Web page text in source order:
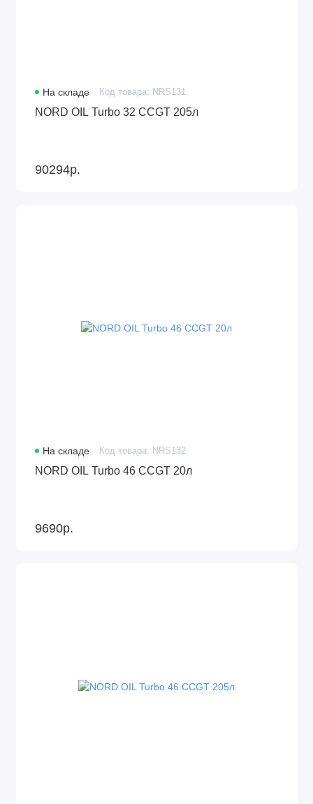
На складе Код товара: NRS131
NORD OIL Turbo 32 CCGT 205л
90294р.
На складе Код товара: NRS132
NORD OIL Turbo 46 CCGT 20л
9690р.